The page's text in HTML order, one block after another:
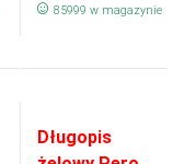
85999 w magazynie
Długopis